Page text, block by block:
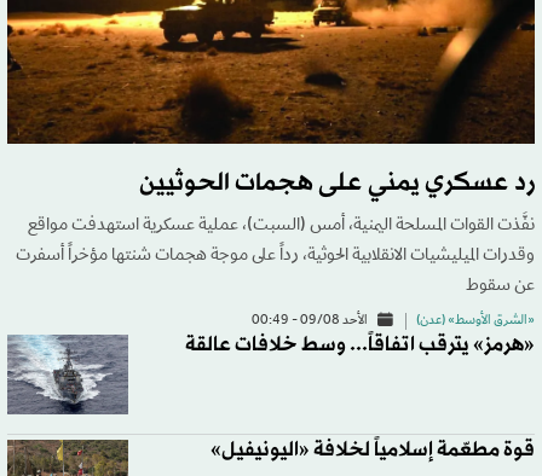
رد عسكري يمني على هجمات الحوثيين
نفَّذت القوات المسلحة اليمنية، أمس (السبت)، عملية عسكرية استهدفت مواقع
وقدرات الميليشيات الانقلابية الحوثية، رداً على موجة هجمات شنتها مؤخراً أسفرت
عن سقوط
«الشرق الأوسط» (عدن) الأحد 09/08 - 00:49
«هرمز» يترقب اتفاقاً... وسط خلافات عالقة
قوة مطعّمة إسلامياً لخلافة «اليونيفيل»